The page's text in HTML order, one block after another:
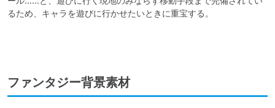
るため、キャラを遊びに行かせたいときに重宝する。
ファンタジー背景素材